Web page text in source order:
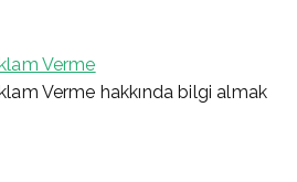
Verme
Verme hakkında bilgi almak